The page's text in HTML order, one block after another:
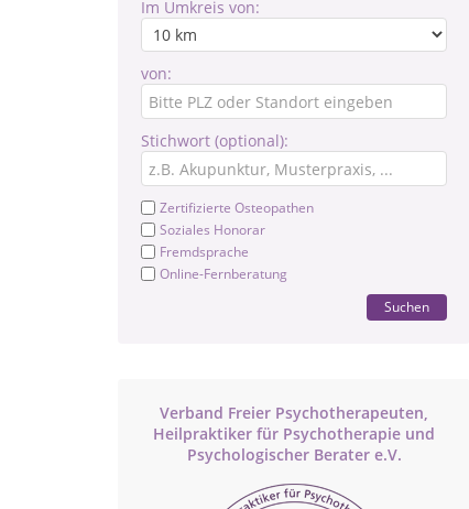
Im Umkreis von:
von:
Stichwort (optional):
Zertifizierte Osteopathen
Soziales Honorar
Fremdsprache
Online-Fernberatung
Suchen
Verband Freier Psychotherapeuten,
Heilpraktiker für Psychotherapie und
Psychologischer Berater e.V.